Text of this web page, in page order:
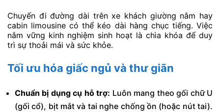
Chuyến đi đường dài trên xe khách giường nằm hay
cabin limousine có thể kéo dài hàng chục tiếng. Việc
nắm vững kinh nghiệm sinh hoạt là chìa khóa để duy
trì sự thoải mái và sức khỏe.
Tối ưu hóa giấc ngủ và thư giãn
Chuẩn bị dụng cụ hỗ trợ: Luôn mang theo gối chữ U
(gối cổ), bịt mắt và tai nghe chống ồn (hoặc nút tai).